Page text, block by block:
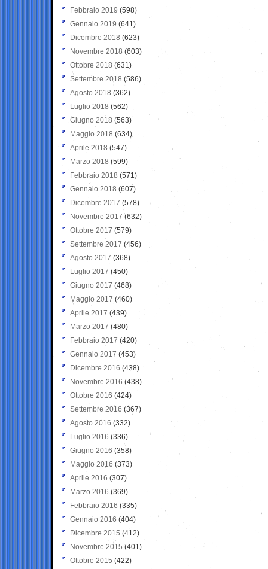
Febbraio 2019 (598)
Gennaio 2019 (641)
Dicembre 2018 (623)
Novembre 2018 (603)
Ottobre 2018 (631)
Settembre 2018 (586)
Agosto 2018 (362)
Luglio 2018 (562)
Giugno 2018 (563)
Maggio 2018 (634)
Aprile 2018 (547)
Marzo 2018 (599)
Febbraio 2018 (571)
Gennaio 2018 (607)
Dicembre 2017 (578)
Novembre 2017 (632)
Ottobre 2017 (579)
Settembre 2017 (456)
Agosto 2017 (368)
Luglio 2017 (450)
Giugno 2017 (468)
Maggio 2017 (460)
Aprile 2017 (439)
Marzo 2017 (480)
Febbraio 2017 (420)
Gennaio 2017 (453)
Dicembre 2016 (438)
Novembre 2016 (438)
Ottobre 2016 (424)
Settembre 2016 (367)
Agosto 2016 (332)
Luglio 2016 (336)
Giugno 2016 (358)
Maggio 2016 (373)
Aprile 2016 (307)
Marzo 2016 (369)
Febbraio 2016 (335)
Gennaio 2016 (404)
Dicembre 2015 (412)
Novembre 2015 (401)
Ottobre 2015 (422)